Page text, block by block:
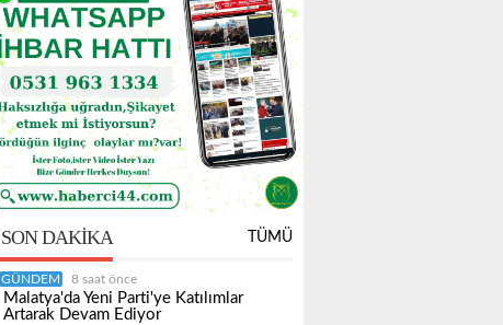
SON DAKIKA TÜMÜ
GÜNDEM 8 saat önce
Malatya'da Yeni Parti'ye Katılımlar
Artarak Devam Ediyor